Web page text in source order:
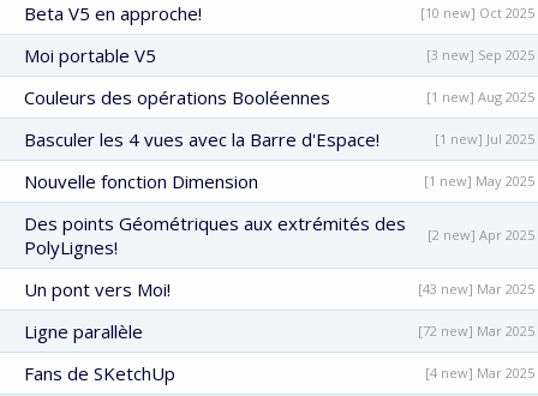
Beta V5 en approche! [10 new] Oct 2025
Moi portable V5 [3 new] Sep 2025
Couleurs des opérations Booléennes [1 new] Aug 2025
Basculer les 4 vues avec la Barre d'Espace! [1 new] Jul 2025
Nouvelle fonction Dimension [1 new] May 2025
Des points Géométriques aux extrémités des
PolyLignes!
[2 new] Apr 2025
Un pont vers Moi! [43 new] Mar 2025
Ligne parallèle [72 new] Mar 2025
Fans de SKetchUp [4 new] Mar 2025